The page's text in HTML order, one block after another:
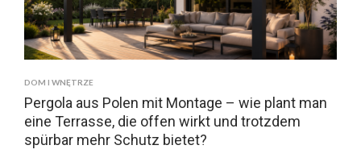
DOM I WNĘTRZE
Pergola aus Polen mit Montage – wie plant man
eine Terrasse, die offen wirkt und trotzdem
spürbar mehr Schutz bietet?